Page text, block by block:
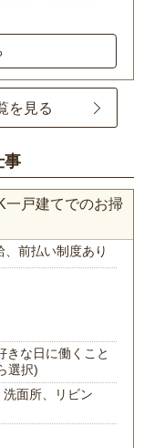
を見る
事
一戸建てでのお掃
、前払い制度あり
きな日に働くこと
選択)
面所、リビン